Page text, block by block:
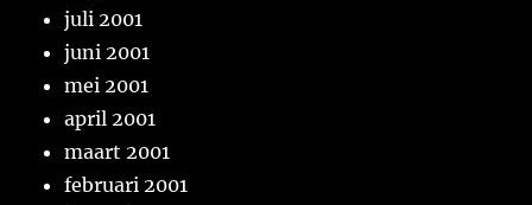
juli 2001
juni 2001
mei 2001
april 2001
maart 2001
februari 2001